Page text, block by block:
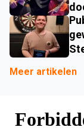
Meer artikelen